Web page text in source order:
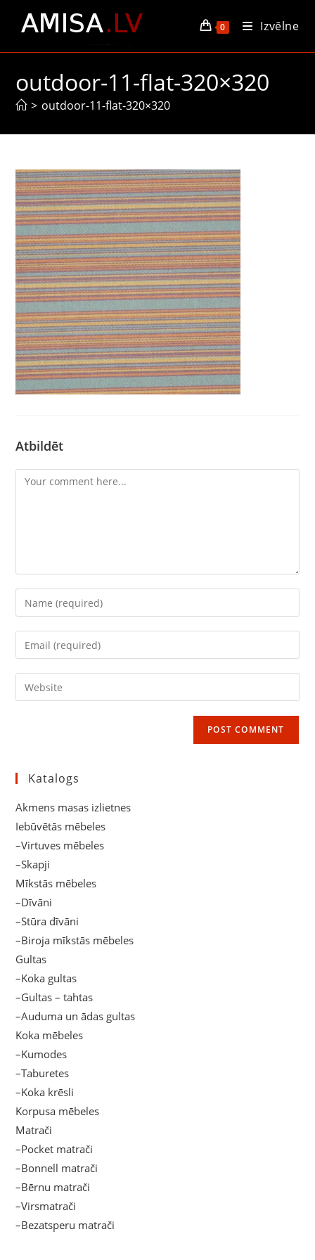
0 Izvēlne
outdoor-11-flat-320×320
> outdoor-11-flat-320×320
Atbildēt
Comment
Enter
your
name
comment
Enter
your
email
address
Enter
your
Katalogs
Akmens masas izlietnes
Iebūvētās mēbeles
–Virtuves mēbeles
–Skapji
Mīkstās mēbeles
–Dīvāni
–Stūra dīvāni
–Biroja mīkstās mēbeles
Gultas
–Koka gultas
–Gultas – tahtas
–Auduma un ādas gultas
Koka mēbeles
–Kumodes
–Taburetes
–Koka krēsli
Korpusa mēbeles
Matrači
–Pocket matrači
–Bonnell matrači
–Bērnu matrači
–Virsmatrači
–Bezatsperu matrači